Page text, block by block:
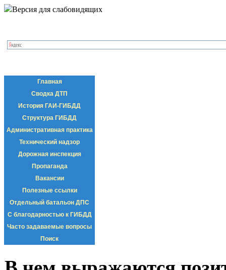
Версия для слабовидящих
Главная
Сводка ДТП
История ГАИ-ГИБДД
Структура ГИБДД
Административная практика
Технический надзор
Дорожная инспекция
Пропаганда
Вакансии
Полезные ссылки
Отдельный батальон ДПС
С благодарностью к ГИБДД
Часто задаваемые вопросы
Поиск